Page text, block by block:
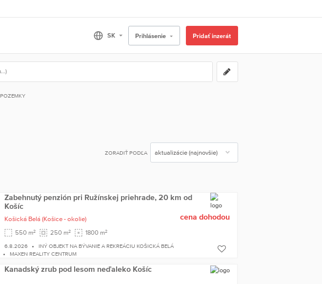
Prihlásenie Pridať inzerát
POZEMKY
ZORADIŤ PODĽA
Zabehnutý penzión pri Ružínskej priehrade, 20 km od
Košíc
Košická Belá (Košice - okolie)
550 m2 250 m2 1800 m2
cena dohodou
6.8.2026
INÝ OBJEKT NA BÝVANIE A REKREÁCIU KOŠICKÁ BELÁ
MAXEN REALITY CENTRUM
Kanadský zrub pod lesom neďaleko Košíc